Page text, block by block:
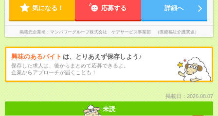
気になる！ 応募する 詳細へ
掲載元企業名 マンパワーグループ株式会社 ケアサービス事業部 （医療福祉介護関連）
興味のあるバイト は、とりあえず保存しよう♪
保存した求人は、後からまとめて応募できるよ。
企業からアプローチが届くことも！
掲載日：2026.08.07
未読